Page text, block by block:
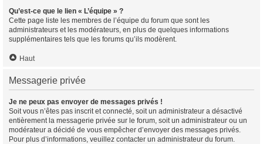
Qu’est-ce que le lien « L’équipe » ?
Cette page liste les membres de l’équipe du forum que sont les
administrateurs et les modérateurs, en plus de quelques informations
supplémentaires tels que les forums qu’ils modèrent.
Haut
Messagerie privée
Je ne peux pas envoyer de messages privés !
Soit vous n’êtes pas inscrit et connecté, soit un administrateur a désactivé
entièrement la messagerie privée sur le forum, soit un administrateur ou un
modérateur a décidé de vous empêcher d’envoyer des messages privés.
Pour plus d’informations, veuillez contacter un administrateur du forum.